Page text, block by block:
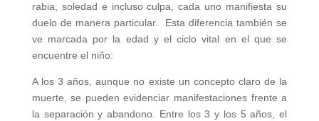
rabia, soledad e incluso culpa, cada uno manifiesta su
duelo de manera particular. Esta diferencia también se
ve marcada por la edad y el ciclo vital en el que se
encuentre el niño:
A los 3 años, aunque no existe un concepto claro de la
muerte, se pueden evidenciar manifestaciones frente a
la separación y abandono. Entre los 3 y los 5 años, el